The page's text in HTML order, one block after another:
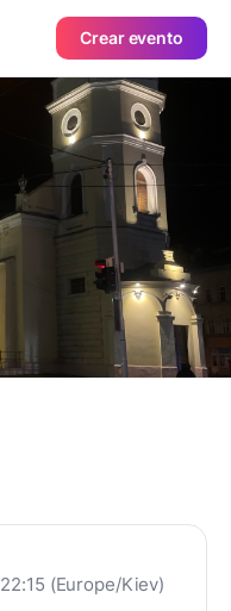
Crear evento
(Europe/Kiev)